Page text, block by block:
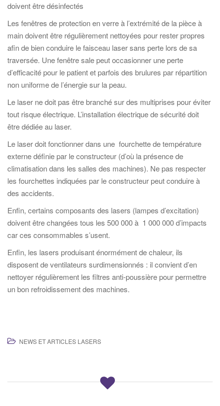
doivent être désinfectés
Les fenêtres de protection en verre à l’extrémité de la pièce à
main doivent être régulièrement nettoyées pour rester propres
afin de bien conduire le faisceau laser sans perte lors de sa
traversée. Une fenêtre sale peut occasionner une perte
d’efficacité pour le patient et parfois des brulures par répartition
non uniforme de l’énergie sur la peau.
Le laser ne doit pas être branché sur des multiprises pour éviter
tout risque électrique. L’installation électrique de sécurité doit
être dédiée au laser.
Le laser doit fonctionner dans une fourchette de température
externe définie par le constructeur (d’où la présence de
climatisation dans les salles des machines). Ne pas respecter
les fourchettes indiquées par le constructeur peut conduire à
des accidents.
Enfin, certains composants des lasers (lampes d’excitation)
doivent être changées tous les 500 000 à 1 000 000 d’impacts
car ces consommables s’usent.
Enfin, les lasers produisant énormément de chaleur, ils
disposent de ventilateurs surdimensionnés : il convient d’en
nettoyer régulièrement les filtres anti-poussière pour permettre
un bon refroidissement des machines.
NEWS ET ARTICLES LASERS